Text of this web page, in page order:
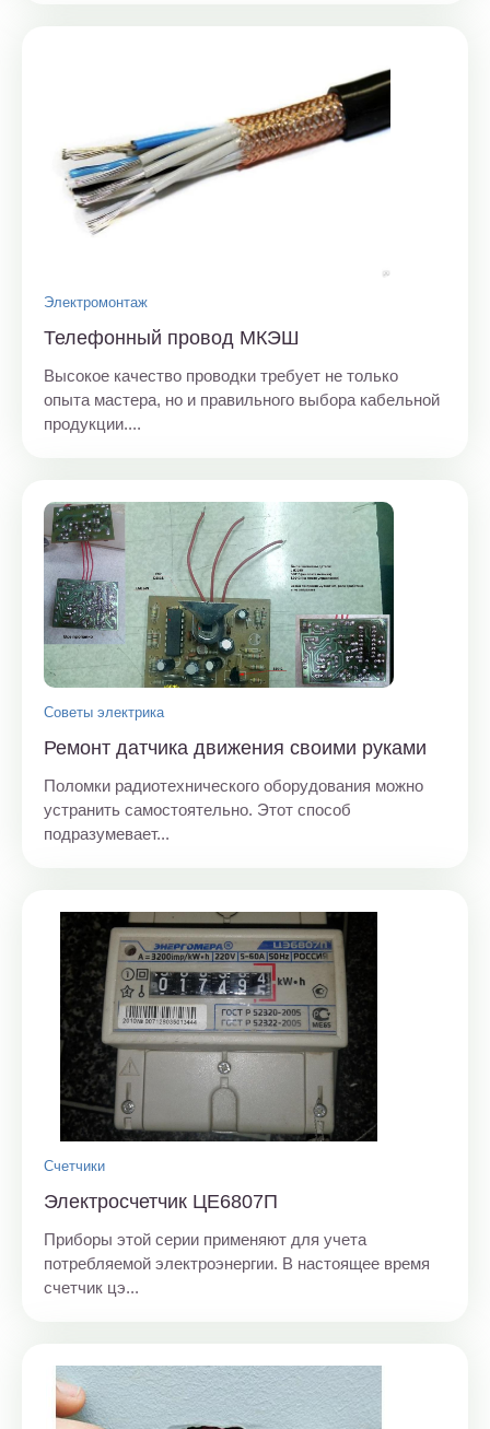
Электромонтаж
Телефонный провод МКЭШ
Высокое качество проводки требует не только
опыта мастера, но и правильного выбора кабельной
продукции....
Советы электрика
Ремонт датчика движения своими руками
Поломки радиотехнического оборудования можно
устранить самостоятельно. Этот способ
подразумевает...
Счетчики
Электросчетчик ЦЕ6807П
Приборы этой серии применяют для учета
потребляемой электроэнергии. В настоящее время
счетчик цэ...